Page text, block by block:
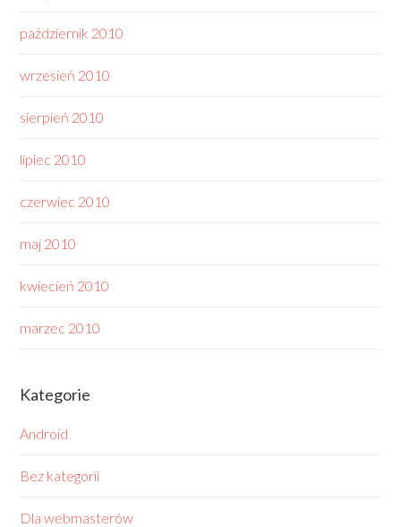
październik 2010
wrzesień 2010
sierpień 2010
lipiec 2010
czerwiec 2010
maj 2010
kwiecień 2010
marzec 2010
Kategorie
Android
Bez kategorii
Dla webmasterów